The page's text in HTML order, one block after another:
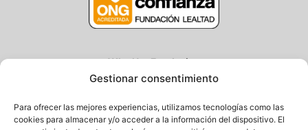
Gestionar consentimiento
Para ofrecer las mejores experiencias, utilizamos tecnologías como las
cookies para almacenar y/o acceder a la información del dispositivo. El
Why Not Fundazioa
Centro/Txoko: Particular de Ategorrieta 3
20013 Donostia – Gipuzkoa